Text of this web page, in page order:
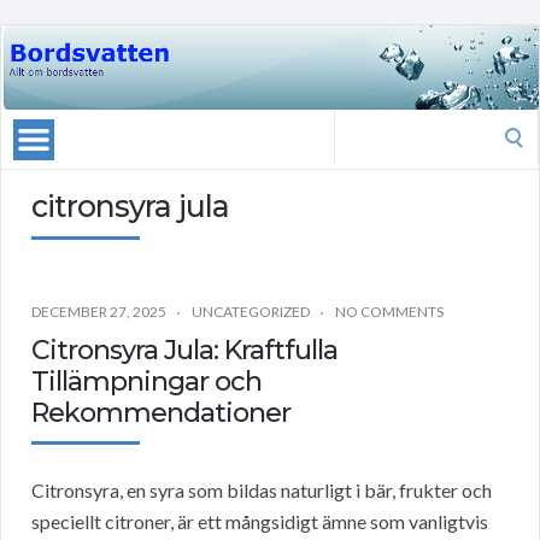
citronsyra jula
DECEMBER 27, 2025 UNCATEGORIZED NO COMMENTS
Citronsyra Jula: Kraftfulla
Tillämpningar och
Rekommendationer
Citronsyra, en syra som bildas naturligt i bär, frukter och
speciellt citroner, är ett mångsidigt ämne som vanligtvis